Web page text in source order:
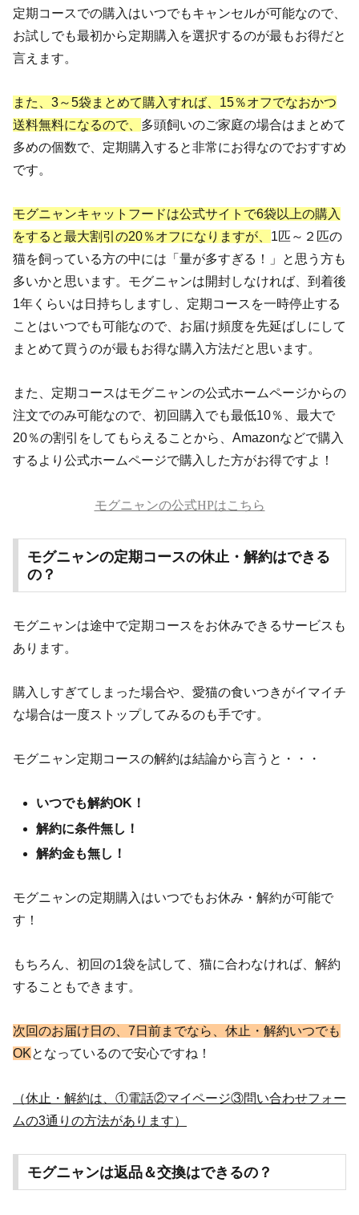
定期コースでの購入はいつでもキャンセルが可能なので、
お試しでも最初から定期購入を選択するのが最もお得だと
言えます。
また、3～5袋まとめて購入すれば、15％オフでなおかつ
送料無料になるので、 多頭飼いのご家庭の場合はまとめて
多めの個数で、定期購入すると非常にお得なのでおすすめ
です。
モグニャンキャットフードは公式サイトで6袋以上の購入
をすると最大割引の20％オフになりますが、 1匹～２匹の
猫を飼っている方の中には「量が多すぎる！」と思う方も
多いかと思います。モグニャンは開封しなければ、到着後
1年くらいは日持ちしますし、定期コースを一時停止する
ことはいつでも可能なので、お届け頻度を先延ばしにして
まとめて買うのが最もお得な購入方法だと思います。
また、定期コースはモグニャンの公式ホームページからの
注文でのみ可能なので、初回購入でも最低10％、最大で
20％の割引をしてもらえることから、Amazonなどで購入
するより公式ホームページで購入した方がお得ですよ！
モグニャンの公式HPはこちら
モグニャンの定期コースの休止・解約はできる
の？
モグニャンは途中で定期コースをお休みできるサービスも
あります。
購入しすぎてしまった場合や、愛猫の食いつきがイマイチ
な場合は一度ストップしてみるのも手です。
モグニャン定期コースの解約は結論から言うと・・・
いつでも解約OK！
解約に条件無し！
解約金も無し！
モグニャンの定期購入はいつでもお休み・解約が可能で
す！
もちろん、初回の1袋を試して、猫に合わなければ、解約
することもできます。
次回のお届け日の、7日前までなら、休止・解約いつでも
OKとなっているので安心ですね！
（休止・解約は、①電話②マイページ③問い合わせフォー
ムの3通りの方法があります）
モグニャンは返品＆交換はできるの？